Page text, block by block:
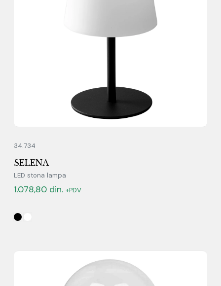
34.734
SELENA
LED stona lampa
1.078,80 din. +PDV